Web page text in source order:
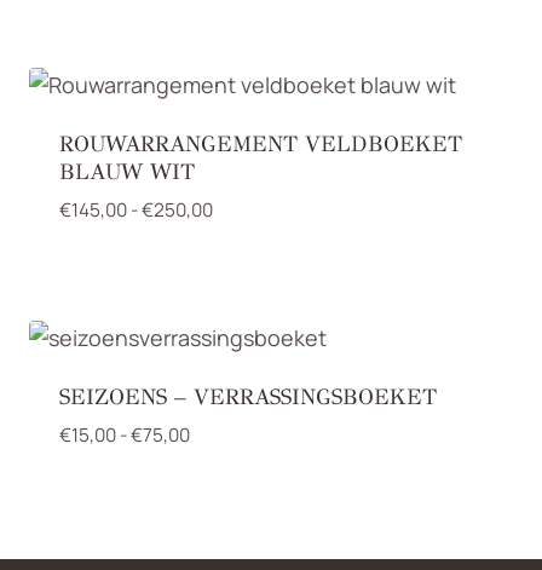
ROUWARRANGEMENT VELDBOEKET
BLAUW WIT
€145,00-€250,00Prijsklasse:
SEIZOENS – VERRASSINGSBOEKET
€15,00-€75,00Prijsklasse: